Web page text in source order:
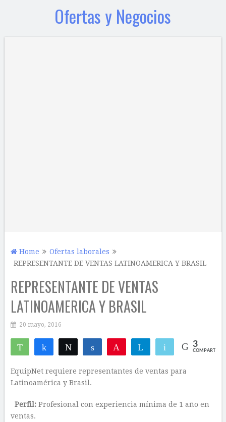
Ofertas y Negocios
Home
Ofertas laborales
REPRESENTANTE DE VENTAS LATINOAMERICA Y BRASIL
REPRESENTANTE DE VENTAS
LATINOAMERICA Y BRASIL
20 mayo, 2016
WhatsAppCompartirTwittear Compartir Telegram Email 3
COMPARTIR
EquipNet requiere representantes de ventas para
Latinoamérica y Brasil.
Perfil:Profesional con experiencia mínima de 1 año en
ventas.